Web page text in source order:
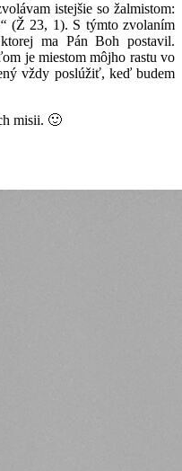
istejšie so žalmistom:
(Ž 23, 1). S týmto zvolaním
ma Pán Boh postavil.
je miestom môjho rastu vo
vždy poslúžiť, keď budem
misii. 🙂